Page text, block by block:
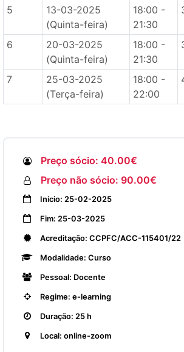
5
13-03-2025
(Quinta-feira)
18:00 -
21:30
6
20-03-2025
(Quinta-feira)
18:00 -
21:30
7
25-03-2025
(Terça-feira)
18:00 -
22:00
Preço sócio: 40.00€
Preço não sócio: 90.00€
Início: 25-02-2025
Fim: 25-03-2025
Acreditação: CCPFC/ACC-115401/22
Modalidade: Curso
Pessoal: Docente
Regime: e-learning
Duração: 25 h
Local: online-zoom